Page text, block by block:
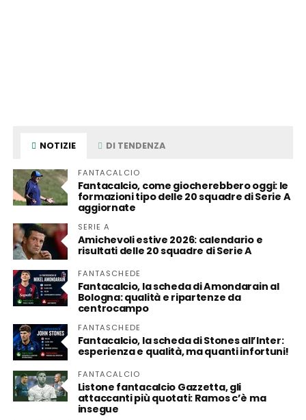
NOTIZIE DI TENDENZA
FANTACALCIO
Fantacalcio, come giocherebbero oggi: le
formazioni tipo delle 20 squadre di Serie A
aggiornate
SERIE A
Amichevoli estive 2026: calendario e
risultati delle 20 squadre di Serie A
FANTASCHEDE
Fantacalcio, la scheda di Amondarain al
Bologna: qualità e ripartenze da
centrocampo
FANTASCHEDE
Fantacalcio, la scheda di Stones all’Inter:
esperienza e qualità, ma quanti infortuni!
FANTACALCIO
Listone fantacalcio Gazzetta, gli
attaccanti più quotati: Ramos c’è ma
insegue